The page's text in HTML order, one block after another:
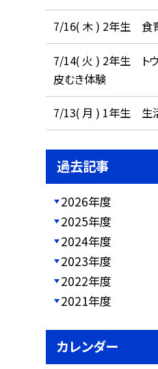
7/16( 木 ) 2年生 食
7/14( 火 ) 2年生 ト
皮むき体験
7/13( 月 ) 1年生 生
過去記事
2026年度
2025年度
2024年度
2023年度
2022年度
2021年度
カレンダー